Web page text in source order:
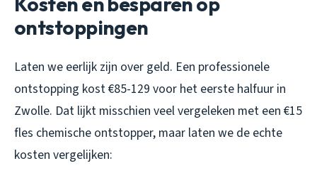
ontstoppingen
Laten we eerlijk zijn over geld. Een professionele
ontstopping kost €85-129 voor het eerste halfuur in
Zwolle. Dat lijkt misschien veel vergeleken met een €15
fles chemische ontstopper, maar laten we de echte
kosten vergelijken: